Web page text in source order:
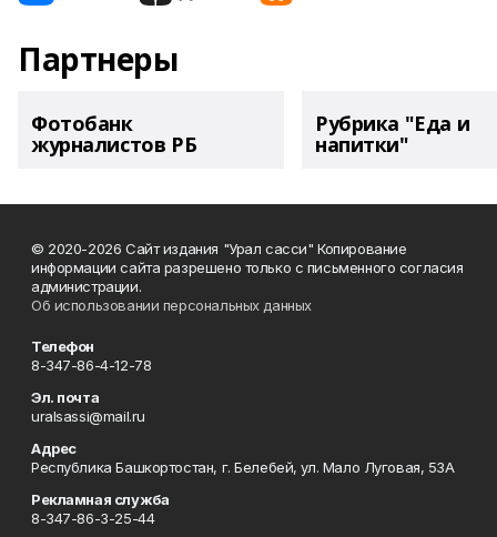
Партнеры
Фотобанк
журналистов РБ
Рубрика "Еда и
напитки"
© 2020-2026 Сайт издания "Урал сасси" Копирование
информации сайта разрешено только с письменного согласия
администрации.
Об использовании персональных данных
Телефон
8-347-86-4-12-78
Эл. почта
uralsassi@mail.ru
Адрес
Республика Башкортостан, г. Белебей, ул. Мало Луговая, 53А
Рекламная служба
8-347-86-3-25-44